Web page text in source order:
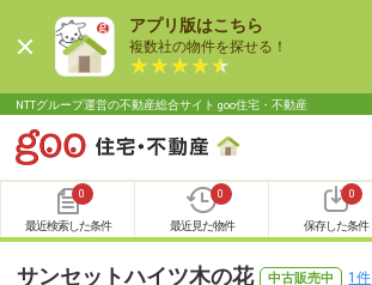
アプリ版はこちら
複数社の物件を探せる！
NTTグループ運営の不動産総合サイト goo住宅・不動産
0
最近検索した条件
0
最近見た物件
0
保存した条件
サンセットハイツ木の花 中古販売中 1件